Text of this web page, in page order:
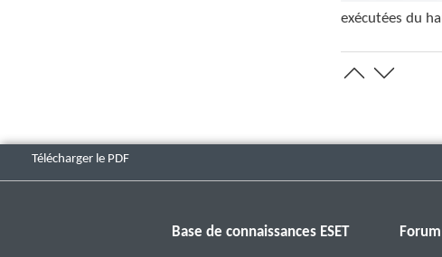
exécutées du
Télécharger le PDF
Base de connaissances ESET Forum